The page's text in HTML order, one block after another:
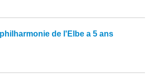
de l'Elbe a 5 ans